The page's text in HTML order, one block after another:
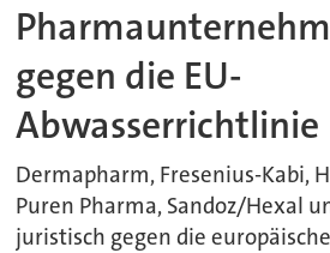
gegen die EU-
Abwasserrichtlinie
Dermapharm, Fresenius-Kabi,
Puren Pharma, Sandoz/Hexal
juristisch gegen die europäische